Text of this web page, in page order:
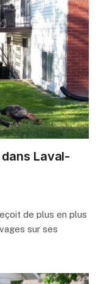
Laval-
de plus en plus
sur ses